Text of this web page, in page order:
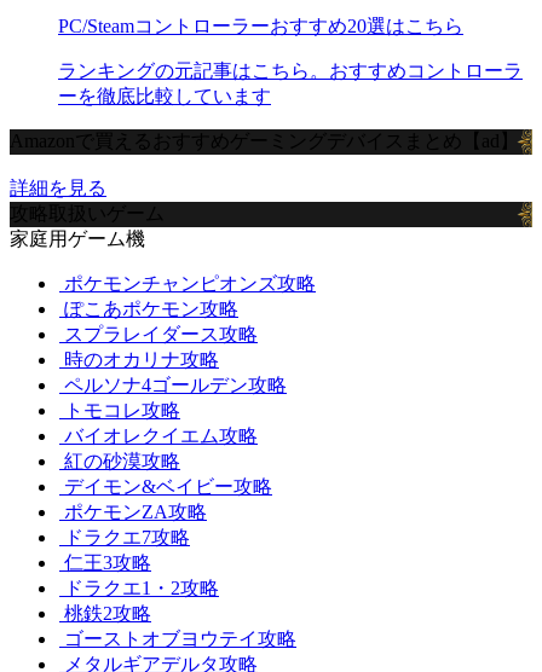
PC/Steamコントローラーおすすめ20選はこちら
ランキングの元記事はこちら。おすすめコントローラ
ーを徹底比較しています
Amazonで買えるおすすめゲーミングデバイスまとめ【ad】
詳細を見る
攻略取扱いゲーム
家庭用ゲーム機
ポケモンチャンピオンズ攻略
ぽこあポケモン攻略
スプラレイダース攻略
時のオカリナ攻略
ペルソナ4ゴールデン攻略
トモコレ攻略
バイオレクイエム攻略
紅の砂漠攻略
デイモン&ベイビー攻略
ポケモンZA攻略
ドラクエ7攻略
仁王3攻略
ドラクエ1・2攻略
桃鉄2攻略
ゴーストオブヨウテイ攻略
メタルギアデルタ攻略